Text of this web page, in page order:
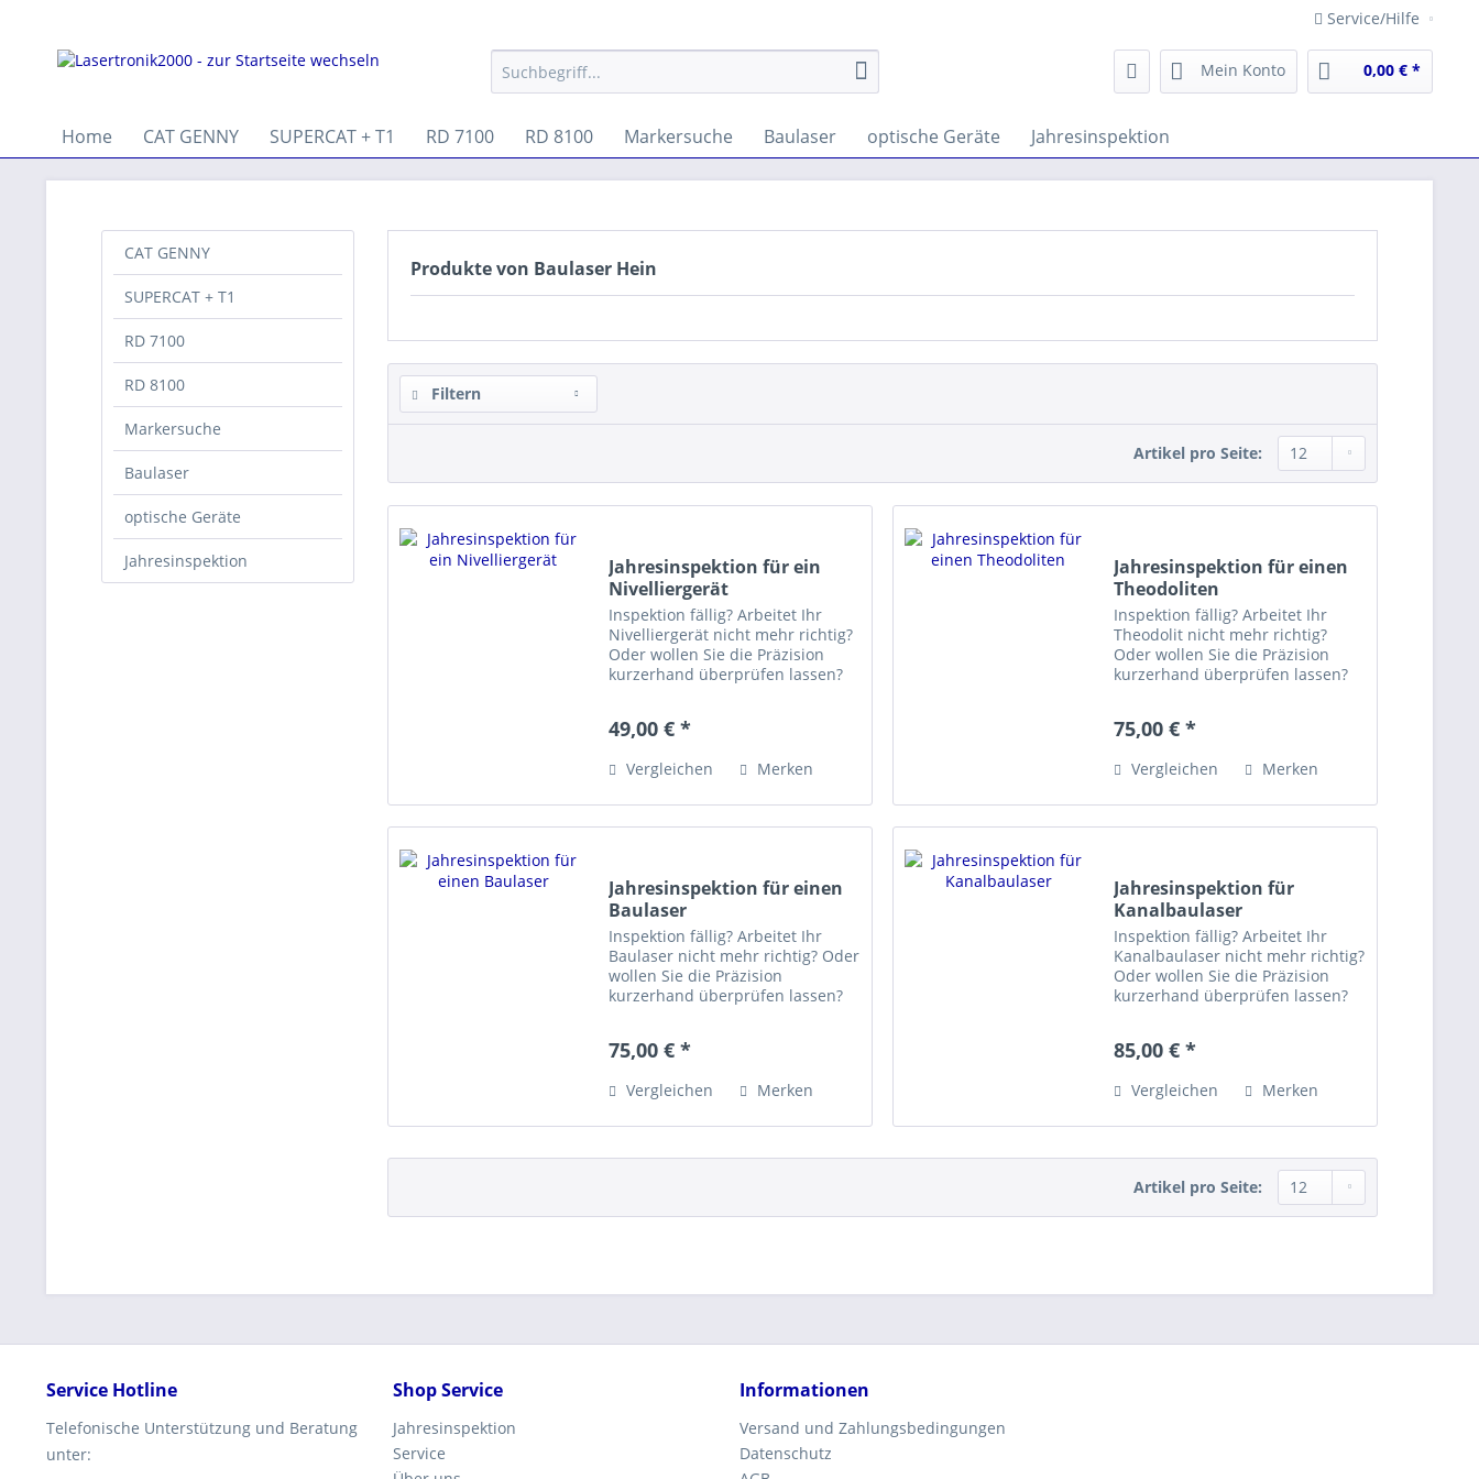
Service/Hilfe
Mein Konto 0,00 € *
Home CAT GENNY SUPERCAT + T1 RD 7100 RD 8100 Markersuche Baulaser optische Geräte Jahresinspektion
CAT GENNY
SUPERCAT + T1
RD 7100
RD 8100
Markersuche
Baulaser
optische Geräte
Jahresinspektion
Produkte von Baulaser Hein
Filtern
Artikel pro Seite:
Jahresinspektion für ein
Nivelliergerät
Inspektion fällig? Arbeitet Ihr
Nivelliergerät nicht mehr richtig?
Oder wollen Sie die Präzision
kurzerhand überprüfen lassen?
folgende Arbeiten: - Reinigung
49,00 € *
Vergleichen Merken
Jahresinspektion für einen
Theodoliten
Inspektion fällig? Arbeitet Ihr
Theodolit nicht mehr richtig?
Oder wollen Sie die Präzision
kurzerhand überprüfen lassen?
Gerät und Transportkoffer -
75,00 € *
Vergleichen Merken
Jahresinspektion für einen
Baulaser
Inspektion fällig? Arbeitet Ihr
Baulaser nicht mehr richtig? Oder
wollen Sie die Präzision
kurzerhand überprüfen lassen?
folgende Arbeiten: - Reinigung
75,00 € *
Vergleichen Merken
Jahresinspektion für
Kanalbaulaser
Inspektion fällig? Arbeitet Ihr
Kanalbaulaser nicht mehr richtig?
Oder wollen Sie die Präzision
kurzerhand überprüfen lassen?
Gerät und Transportkoffer -
85,00 € *
Vergleichen Merken
Artikel pro Seite:
Service Hotline
Telefonische Unterstützung und Beratung
unter:
Shop Service
Jahresinspektion
Service
Informationen
Versand und Zahlungsbedingungen
Datenschutz